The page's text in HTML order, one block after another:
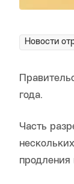
Новости
года.
Часть
продления